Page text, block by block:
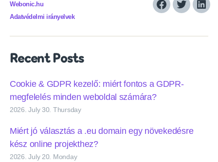
Webonic.hu
Adatvédelmi irányelvek
Facebook
Twitter
Recent Posts
Cookie & GDPR kezelő: miért fontos a GDPR-
megfelelés minden weboldal számára?
2026. July 30. Thursday
Miért jó választás a .eu domain egy növekedésre
kész online projekthez?
2026. July 20. Monday